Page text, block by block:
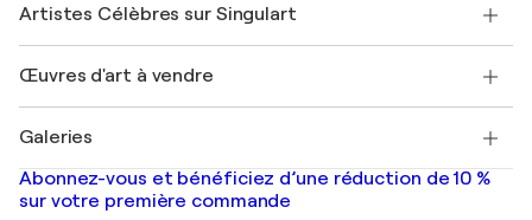
Mon compte
+33 1 76 44 06 42
Magazine Singulart
Emplois
Découvrez une sélection d'art original
Se connecter en tant qu'Artiste
Artistes Célèbres sur Singulart
Marc Chagall
Banksy
Mr. Brainwash
Shepard Fairey
Œuvres d'art à vendre
Tableaux abstraits à vendre
Peintures de paysage
Estampes
Galeries
Galeries d'art en France
Galeries d'art en Belgique
Abonnez-vous et bénéficiez d’une réduction de 10 %
sur votre première commande